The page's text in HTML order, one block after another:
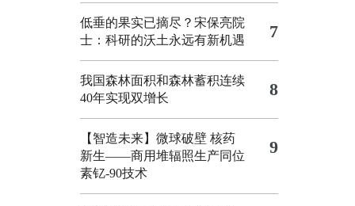
低垂的果实已摘尽？宋保亮院
士：科研的沃土永远有新机遇
7
我国森林面积和森林蓄积连续
40年实现双增长
8
【智造未来】微球破壁 核药
新生——商用堆辐照生产同位
素钇-90技术
9